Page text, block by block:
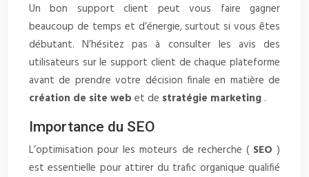
Un bon support client peut vous faire gagner
beaucoup de temps et d’énergie, surtout si vous êtes
débutant. N’hésitez pas à consulter les avis des
utilisateurs sur le support client de chaque plateforme
avant de prendre votre décision finale en matière de
création de site web et de stratégie marketing .
Importance du SEO
L’optimisation pour les moteurs de recherche ( SEO )
est essentielle pour attirer du trafic organique qualifié